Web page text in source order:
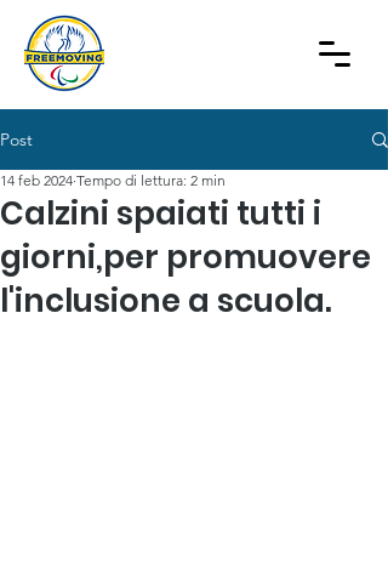
Post
Calzini spaiati tutti i
giorni,per promuovere
l'inclusione a scuola.
14 feb 2024 Tempo di lettura: 2 min